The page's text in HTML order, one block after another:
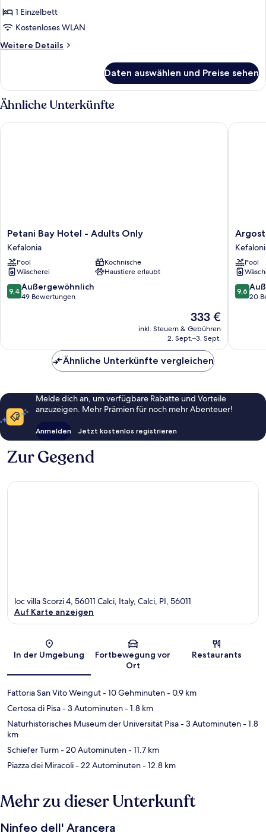
anzeigen
1 Einzelbett
Kostenloses WLAN
Weitere Details
Weitere
Einzelzimmer
Daten auswählen und Preise sehen
Ähnliche Unterkünfte
Petani
Bay
Hotel
-
Adults
Only
Kefalonia
Petani Bay Hotel - Adults Only
Kefalonia
Pool
Kochnische
Wäscherei
Haustiere erlaubt
9.4
von
9,4 Außergewöhnlich
49 Bewertungen
Der
Preis
beträgt
333 €
inkl. Steuern & Gebühren
2. Sept.–3. Sept.
Petani Bay Hotel - Adults Only
Essence
Suites
Pool
9.6
von
9,6
20
Ähnliche Unterkünfte vergleichen
Melde dich an, um verfügbare Rabatte und Vorteile
anzuzeigen. Mehr Prämien für noch mehr Abenteuer!
Anmelden Jetzt kostenlos registrieren
Zur Gegend
Karte
loc villa Scorzi 4, 56011 Calci, Italy, Calci, PI, 56011
Auf Karte anzeigen
In der Umgebung
Fortbewegung vor
Ort
Restaurants
Fattoria San Vito Weingut- 10 Gehminuten- 0.9 km
Certosa di Pisa- 3 Autominuten- 1.8 km
Naturhistorisches Museum der Universität Pisa- 3 Autominuten- 1.8
km
Schiefer Turm- 20 Autominuten- 11.7 km
Piazza dei Miracoli- 22 Autominuten- 12.8 km
Mehr zu dieser Unterkunft
Ninfeo dell' Arancera